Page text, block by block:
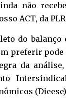
não
ACT, da
do balanço
preferir
da análise